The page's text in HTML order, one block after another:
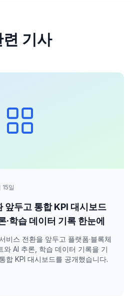
련 기사
일
앞두고 통합 KPI 대시보드
학습 데이터 기록 한눈에
비스 전환을 앞두고 플랫폼·블록체
와 AI 추론, 학습 데이터 기록을 기
합 KPI 대시보드를 공개했습니다.